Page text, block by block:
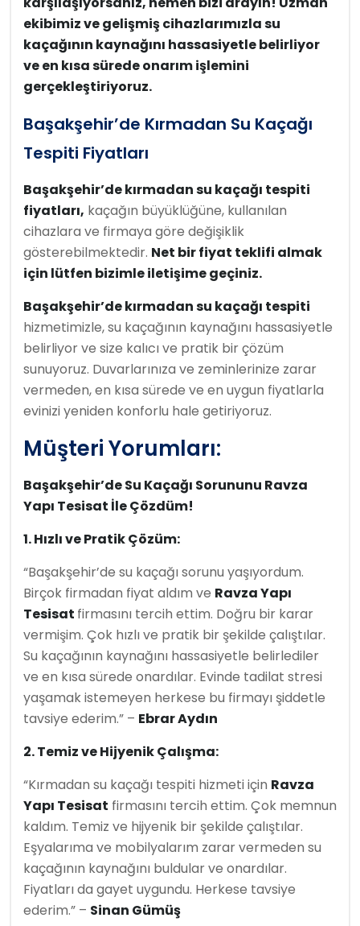
ekibimiz ve gelişmiş cihazlarımızla su
kaçağının kaynağını hassasiyetle belirliyor
ve en kısa sürede onarım işlemini
gerçekleştiriyoruz.
Başakşehir’de Kırmadan Su Kaçağı
Tespiti Fiyatları
Başakşehir’de kırmadan su kaçağı tespiti
fiyatları, kaçağın büyüklüğüne, kullanılan
cihazlara ve firmaya göre değişiklik
gösterebilmektedir. Net bir fiyat teklifi almak
için lütfen bizimle iletişime geçiniz.
Başakşehir’de kırmadan su kaçağı tespiti
hizmetimizle, su kaçağının kaynağını hassasiyetle
belirliyor ve size kalıcı ve pratik bir çözüm
sunuyoruz. Duvarlarınıza ve zeminlerinize zarar
vermeden, en kısa sürede ve en uygun fiyatlarla
evinizi yeniden konforlu hale getiriyoruz.
Müşteri Yorumları:
Başakşehir’de Su Kaçağı Sorununu Ravza
Yapı Tesisat İle Çözdüm!
1. Hızlı ve Pratik Çözüm:
“Başakşehir’de su kaçağı sorunu yaşıyordum.
Birçok firmadan fiyat aldım ve Ravza Yapı
Tesisat firmasını tercih ettim. Doğru bir karar
vermişim. Çok hızlı ve pratik bir şekilde çalıştılar.
Su kaçağının kaynağını hassasiyetle belirlediler
ve en kısa sürede onardılar. Evinde tadilat stresi
yaşamak istemeyen herkese bu firmayı şiddetle
tavsiye ederim.” – Ebrar Aydın
2. Temiz ve Hijyenik Çalışma:
“Kırmadan su kaçağı tespiti hizmeti için Ravza
Yapı Tesisat firmasını tercih ettim. Çok memnun
kaldım. Temiz ve hijyenik bir şekilde çalıştılar.
Eşyalarıma ve mobilyalarım zarar vermeden su
kaçağının kaynağını buldular ve onardılar.
Fiyatları da gayet uygundu. Herkese tavsiye
ederim.” – Sinan Gümüş